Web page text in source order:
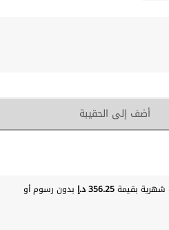
أضف إلى الحقيبة
356.25 د.إ بدون رسوم أو